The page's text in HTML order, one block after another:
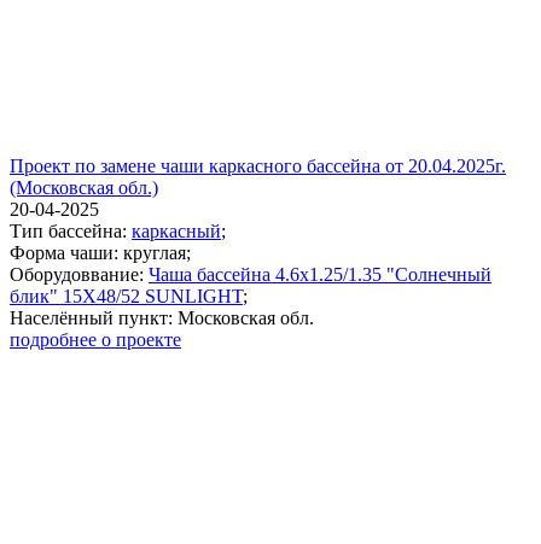
Проект по замене чаши каркасного бассейна от 20.04.2025г.
(Московская обл.)
20-04-2025
Тип бассейна: каркасный;
Форма чаши: круглая;
Оборудоввание: Чаша бассейна 4.6х1.25/1.35 "Солнечный
блик" 15X48/52 SUNLIGHT;
Населённый пункт: Московская обл.
подробнее о проекте